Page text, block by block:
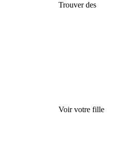
Trouver des
Voir votre fille